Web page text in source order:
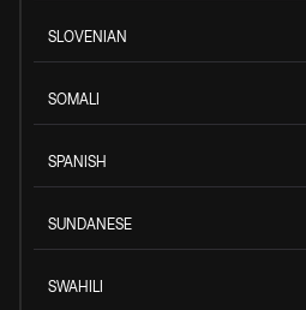
SLOVENIAN
SOMALI
SPANISH
SUNDANESE
SWAHILI